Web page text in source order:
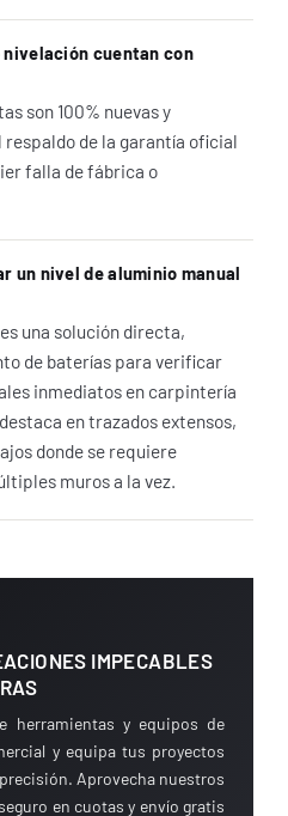
cuentan con
son 100% nuevas y
de la garantía oficial
falla de fábrica o
un nivel de aluminio manual
una solución directa,
de baterías para verificar
inmediatos en carpintería
en trazados extensos,
donde se requiere
muros a la vez.
IMPECABLES
herramientas y equipos de
y equipa tus proyectos
Aprovecha nuestros
en cuotas y envío gratis